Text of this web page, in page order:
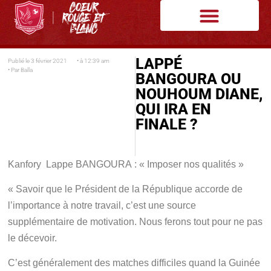
Publié le 3 février 2021 • à 12:39 am
• Par Balla
LAPPÉ
BANGOURA OU
NOUHOUM DIANE,
QUI IRA EN
FINALE ?
Kanfory Lappe BANGOURA : « Imposer nos qualités »
« Savoir que le Président de la République accorde de
l’importance à notre travail, c’est une source
supplémentaire de motivation. Nous ferons tout pour ne pas
le décevoir.
C’est généralement des matches difficiles quand la Guinée